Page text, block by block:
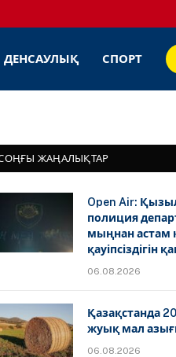
ДЕНСАУЛЫҚ СПОРТ
ЖАҢАЛЫҚТАР
Open Air:
полиция
мыңнан астам
қауіпсіздігін
06.08.2026
Қазақстанда
жуық мал
06.08.2026